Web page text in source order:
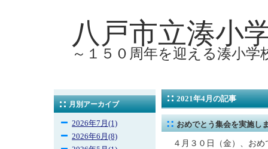
八戸市立湊小
～１５０周年を迎える湊小学
月別アーカイブ
2026年7月(1)
2026年6月(8)
2021年4月の記事
おめでとう集会を実施し
４月３０日（金）、おめ